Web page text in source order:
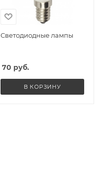
Светодиодные лампы
70 руб.
В КОРЗИНУ